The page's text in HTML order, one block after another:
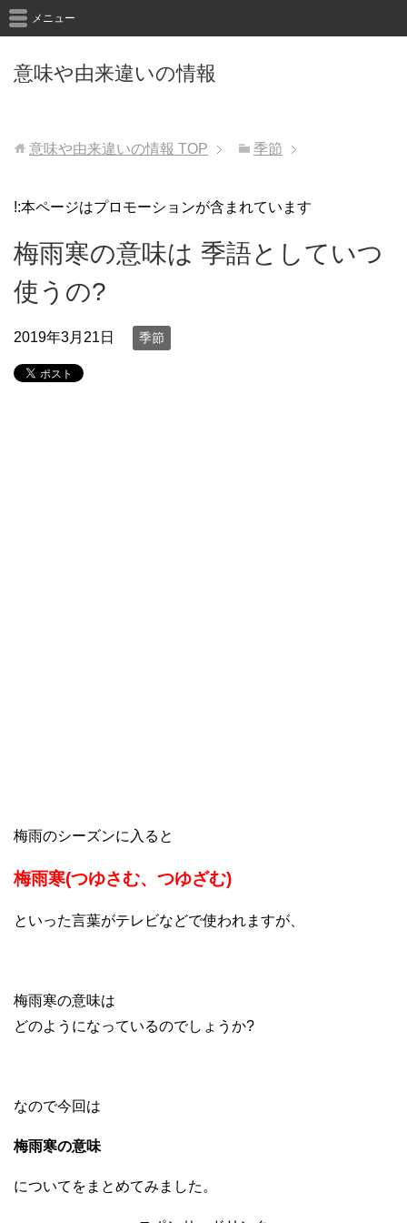
意味や由来違いの情報
メニュー
意味や由来違いの情報 TOP 季節
!:本ページはプロモーションが含まれています
梅雨寒の意味は 季語としていつ
使うの?
2019年3月21日 季節
梅雨のシーズンに入ると
梅雨寒(つゆさむ、つゆざむ)
といった言葉がテレビなどで使われますが、
梅雨寒の意味は
どのようになっているのでしょうか?
なので今回は
梅雨寒の意味
についてをまとめてみました。